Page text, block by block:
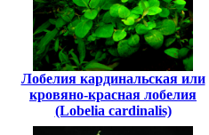
Лобелия кардинальская или
кровяно-красная лобелия
(Lobelia cardinalis)